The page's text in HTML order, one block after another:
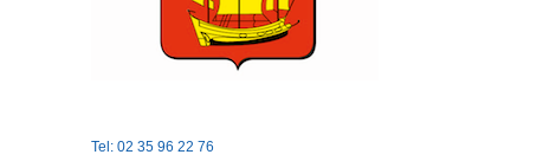
Tel: 02 35 96 22 76